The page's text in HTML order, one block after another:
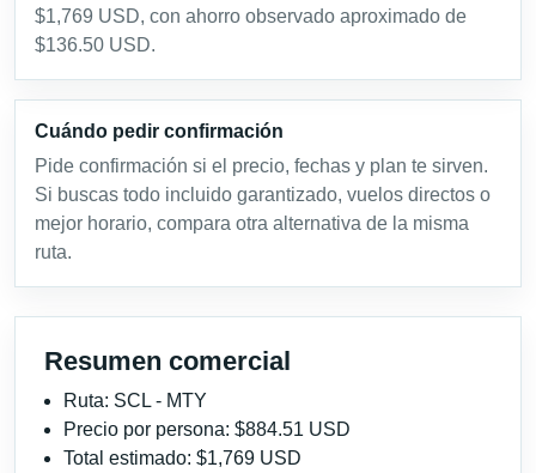
$1,769 USD, con ahorro observado aproximado de
$136.50 USD.
Cuándo pedir confirmación
Pide confirmación si el precio, fechas y plan te sirven.
Si buscas todo incluido garantizado, vuelos directos o
mejor horario, compara otra alternativa de la misma
ruta.
Resumen comercial
Ruta: SCL - MTY
Precio por persona: $884.51 USD
Total estimado: $1,769 USD